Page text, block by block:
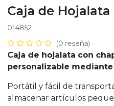
Caja de Hojalata
014852
(0 reseña)
Caja de hojalata con
personalizable
Portátil y fácil de
almacenar artículos